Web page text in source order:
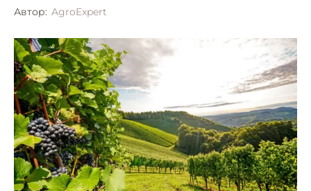
Автор: AgroExpert